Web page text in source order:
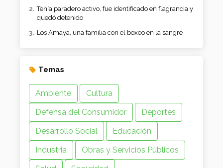
Tenía paradero activo, fue identificado en flagrancia y
quedó detenido
Los Amaya, una familia con el boxeo en la sangre
Temas
Ambiente
Cultura
Defensa del Consumidor
Deportes
Desarrollo Social
Educación
Industria
Obras y Servicios Públicos